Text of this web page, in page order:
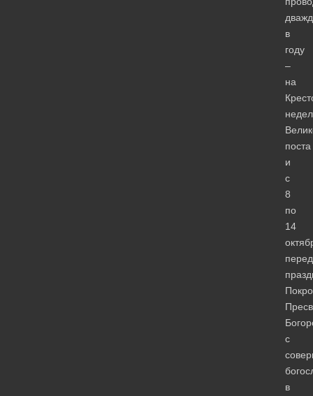
в
году
–
на
поста
и
с
8
по
14
перед
с
в